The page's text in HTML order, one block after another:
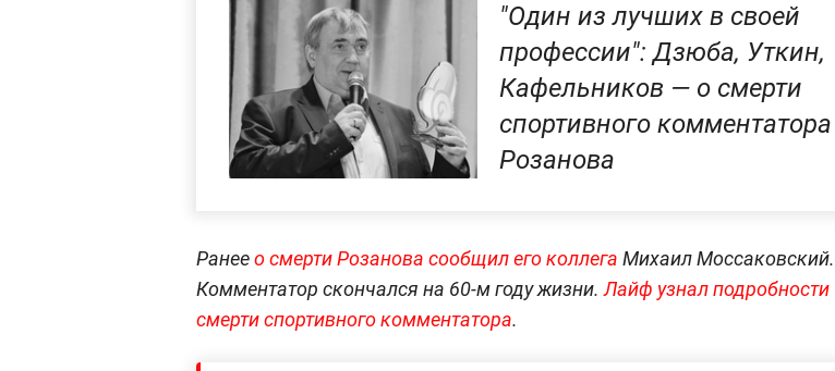
"Один из лучших в своей
профессии": Дзюба, Уткин,
Кафельников — о смерти
спортивного комментатора
Розанова
Ранеео смерти Розанова сообщил его коллега Михаил Моссаковский.
Комментатор скончался на 60-м году жизни.Лайф узнал подробности
смерти спортивного комментатора.